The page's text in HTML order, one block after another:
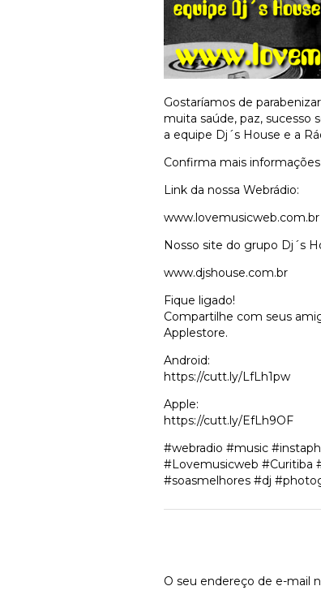
Gostaríamos de
muita saúde, paz, sucesso
a equipe Dj´s House e a
Confirma mais
Link da nossa Webrádio:
www.lovemusicweb.com.br
Nosso site do grupo Dj´s
www.djshouse.com.br
Fique ligado!
Compartilhe com seus
Applestore.
Android:
https://cutt.ly/LfLh1pw
Apple:
https://cutt.ly/EfLh9OF
#webradio #music
#Lovemusicweb #Curitiba
#soasmelhores #dj
O seu endereço de e-mail